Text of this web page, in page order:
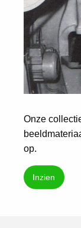
Onze
op.
Inzien